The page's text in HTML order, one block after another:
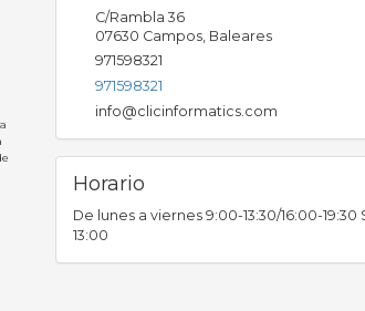
C/Rambla 36
07630 Campos, Baleares
971598321
971598321
info@clicinformatics.com
Horario
De lunes a viernes 9:00-13:30/16:00-19:30
13:00